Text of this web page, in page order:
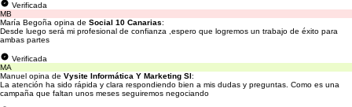
Verificada
MB
María Begoña opina de Social 10 Canarias:
Desde luego será mi profesional de confianza ,espero que logremos un trabajo de éxito para
ambas partes
Verificada
MA
Manuel opina de Vysite Informática Y Marketing Sl:
La atención ha sido rápida y clara respondiendo bien a mis dudas y preguntas. Como es una
campaña que faltan unos meses seguiremos negociando